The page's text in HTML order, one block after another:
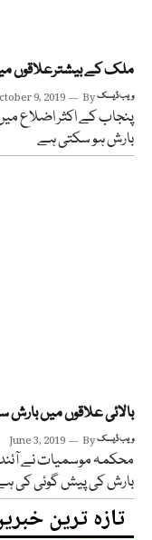
ملک کے بیشترعلاقوں
9, 2019 Byویب ڈیسک
پنجاب کے اکثر اضلاع
بارش ہو سکتی ہے
بالائی علاقوں میں بارش
June 3, 2019 Byویب ڈیسک
بارش کی پیش گوئی کی
تازہ ترین